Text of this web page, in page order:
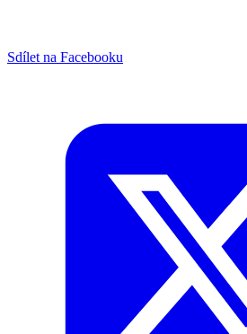
Sdílet na Facebooku